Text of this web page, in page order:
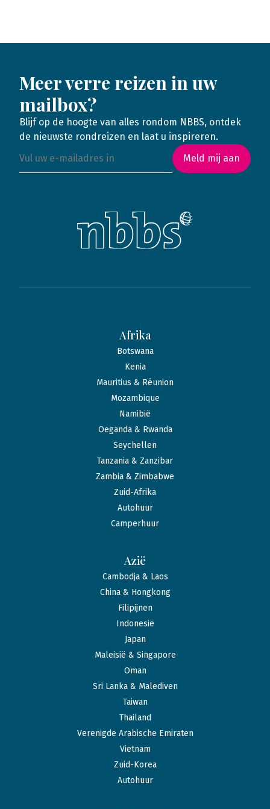
Meer verre reizen in uw
mailbox?
Blijf op de hoogte van alles rondom NBBS, ontdek
de nieuwste rondreizen en laat u inspireren.
Meld mij aan
Afrika
Botswana
Kenia
Mauritius & Réunion
Mozambique
Namibië
Oeganda & Rwanda
Seychellen
Tanzania & Zanzibar
Zambia & Zimbabwe
Zuid-Afrika
Autohuur
Camperhuur
Azië
Cambodja & Laos
China & Hongkong
Filipijnen
Indonesië
Japan
Maleisië & Singapore
Oman
Sri Lanka & Malediven
Taiwan
Thailand
Verenigde Arabische Emiraten
Vietnam
Zuid-Korea
Autohuur